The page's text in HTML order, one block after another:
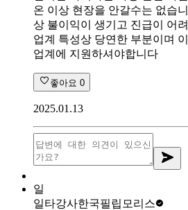
온 이상 현장을 안갈수는 없습
상 불이익이 생기고 진급이 어
업계 특성상 당연한 부분이며
업계에 지원하셔야합니다
좋아요 0
2025.01.13
일
일타강사한국필립모리스